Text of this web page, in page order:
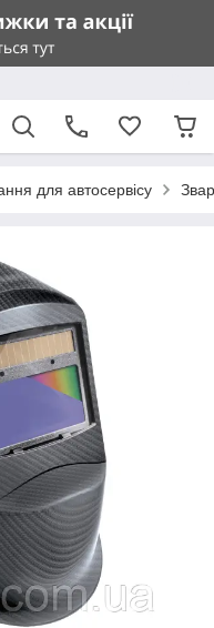
для автосервісу